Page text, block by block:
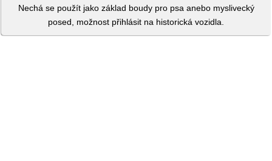
Nechá se použít jako základ boudy pro psa anebo myslivecký
posed, možnost přihlásit na historická vozidla.